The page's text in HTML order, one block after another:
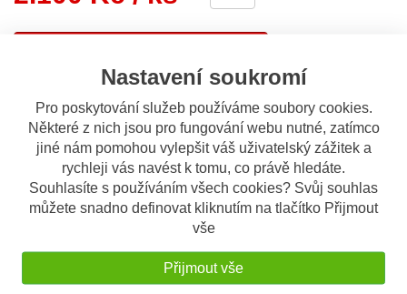
Nastavení soukromí
Pro poskytování služeb používáme soubory cookies.
Některé z nich jsou pro fungování webu nutné, zatímco
jiné nám pomohou vylepšit váš uživatelský zážitek a
rychleji vás navést k tomu, co právě hledáte.
Souhlasíte s používáním všech cookies? Svůj souhlas
můžete snadno definovat kliknutím na tlačítko Přijmout
vše
Přijmout vše
Sdílet
Odeslat dotaz
Popis výrobku
Montáž na původní úchyty originálního plexiskla.